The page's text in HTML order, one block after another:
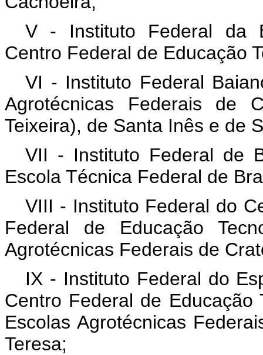
V - Instituto Federal da
Centro Federal de Educação
VI - Instituto Federal
Agrotécnicas Federais de
Teixeira), de Santa Inês e de
VII - Instituto Federal de
Escola Técnica Federal de
VIII - Instituto Federal do
Federal de Educação
Agrotécnicas Federais de
IX - Instituto Federal do
Centro Federal de
Escolas Agrotécnicas
Teresa;